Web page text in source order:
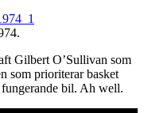
Gilbert O’Sullivan som
som prioriterar basket
bil. Ah well.